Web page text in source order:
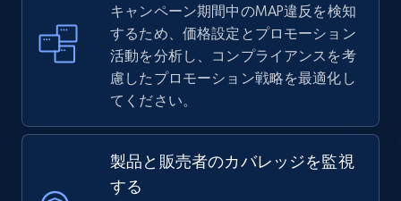
キャンペーン期間中のMAP違反を検知
するため、価格設定とプロモーション
活動を分析し、コンプライアンスを考
慮したプロモーション戦略を最適化し
てください。
製品と販売者のカバレッジを監視
する